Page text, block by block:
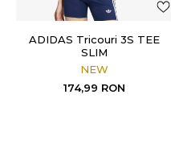
ADIDAS Tricouri 3S TEE
SLIM
NEW
174,99 RON